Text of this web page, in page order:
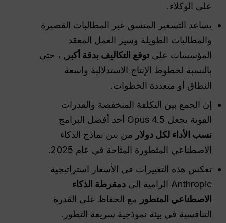
على الوكلاء.
يساعد التسعير المتسق عبر المطالبات القصيرة
والمطالبات الطويلة وسير العمل المعقد
المؤسسات علىتوقع التكاليف بدقة أكبر , ، حتى
بالنسبة لخطوط الإنتاج الاستدلالية واسعة
النطاق أو متعددة الخطوات.
إن الجمع بين التكلفة المنخفضة والقدرات
القوية يجعل Opus 4.5 أحد أفضل البرامج
نسب الأداء لكل دولار
من بين نماذج الذكاء
الاصطناعي المتطورة المتاحة في عام 2025.
تعكس هذه التغييرات في الأسعار استراتيجية
Anthropic الرامية إلى
دمقرطة الذكاء
الاصطناعي المتطور
مع الحفاظ على القدرة
التنافسية في بيئة نموذجية سريعة التطور.